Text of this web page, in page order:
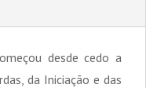
desde cedo a
da Iniciação e das